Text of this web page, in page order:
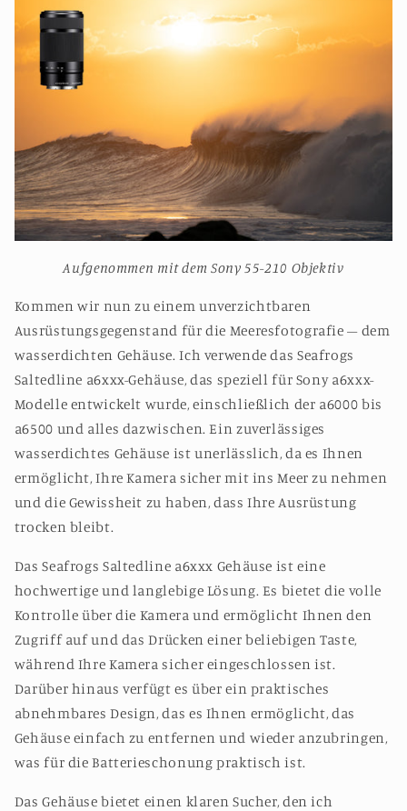
Aufgenommen mit dem Sony 55-210 Objektiv
Kommen wir nun zu einem unverzichtbaren
Ausrüstungsgegenstand für die Meeresfotografie – dem
wasserdichten Gehäuse. Ich verwende das Seafrogs
Saltedline a6xxx-Gehäuse, das speziell für Sony a6xxx-
Modelle entwickelt wurde, einschließlich der a6000 bis
a6500 und alles dazwischen. Ein zuverlässiges
wasserdichtes Gehäuse ist unerlässlich, da es Ihnen
ermöglicht, Ihre Kamera sicher mit ins Meer zu nehmen
und die Gewissheit zu haben, dass Ihre Ausrüstung
trocken bleibt.
Das Seafrogs Saltedline a6xxx Gehäuse ist eine
hochwertige und langlebige Lösung. Es bietet die volle
Kontrolle über die Kamera und ermöglicht Ihnen den
Zugriff auf und das Drücken einer beliebigen Taste,
während Ihre Kamera sicher eingeschlossen ist.
Darüber hinaus verfügt es über ein praktisches
abnehmbares Design, das es Ihnen ermöglicht, das
Gehäuse einfach zu entfernen und wieder anzubringen,
was für die Batterieschonung praktisch ist.
Das Gehäuse bietet einen klaren Sucher, den ich